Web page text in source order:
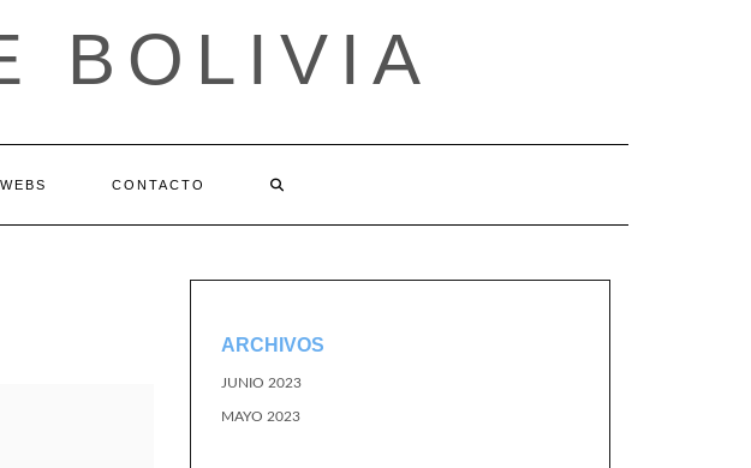
BOLIVIA
CONTACTO
ARCHIVOS
JUNIO 2023
MAYO 2023